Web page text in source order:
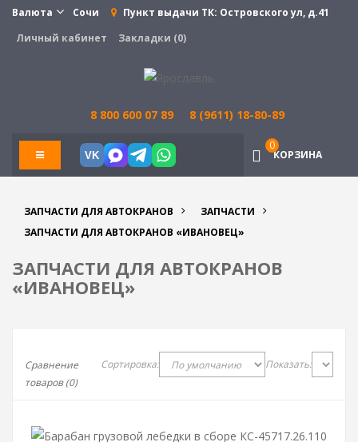
Валюта Сочи Пункт выдачи ТК: Островского ул, д.41
Личный кабинет
Закладки (0)
8 800 600 07 89 8 (9611) 18-80-89
VK КОРЗИНА
0
ЗАПЧАСТИ ДЛЯ АВТОКРАНОВ
ЗАПЧАСТИ
ЗАПЧАСТИ ДЛЯ АВТОКРАНОВ «ИВАНОВЕЦ»
ЗАПЧАСТИ ДЛЯ АВТОКРАНОВ
«ИВАНОВЕЦ»
Сравнение
товаров (0)
Сортировка: Показать: